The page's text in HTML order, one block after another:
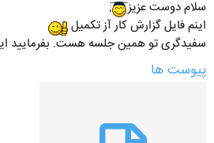
سلام دوست عزیز
اینم فایل گزارش کار آز تکمیل
سفیدگری تو همین جلسه هست. بفرمایید
پیوست ها